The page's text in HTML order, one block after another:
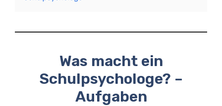
Was macht ein
Schulpsychologe? –
Aufgaben